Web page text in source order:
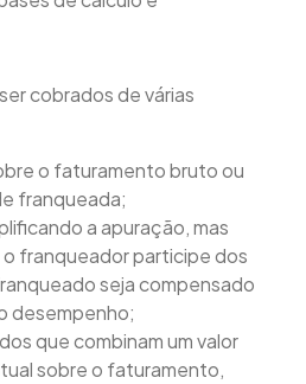
cobrados de várias
o faturamento bruto ou
franqueada;
a apuração, mas
franqueador participe dos
seja compensado
desempenho;
que combinam um valor
sobre o faturamento,